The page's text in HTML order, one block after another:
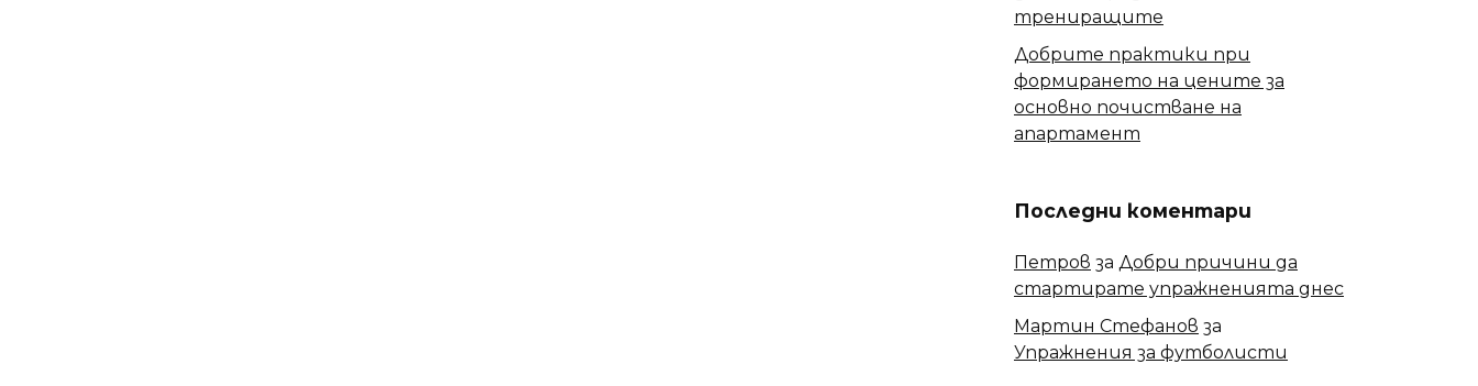
трениращите
Добрите практики при
формирането на цените за
основно почистване на
апартамент
Последни коментари
Петров за Добри причини да
стартирате упражненията днес
Мартин Стефанов за
Упражнения за футболисти